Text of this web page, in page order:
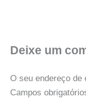
Deixe um
O seu endereço de
Campos